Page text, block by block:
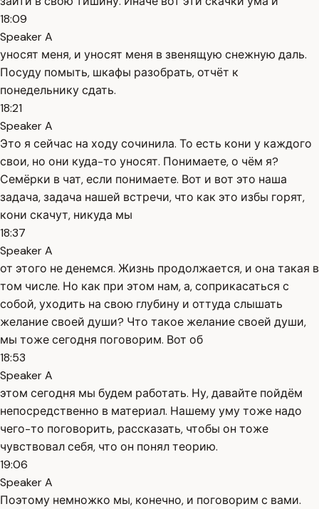
18:09
Speaker A
уносят меня, и уносят меня в звенящую снежную даль.
Посуду помыть, шкафы разобрать, отчёт к
понедельнику сдать.
18:21
Speaker A
Это я сейчас на ходу сочинила. То есть кони у каждого
свои, но они куда-то уносят. Понимаете, о чём я?
Семёрки в чат, если понимаете. Вот и вот это наша
задача, задача нашей встречи, что как это избы горят,
кони скачут, никуда мы
18:37
Speaker A
от этого не денемся. Жизнь продолжается, и она такая в
том числе. Но как при этом нам, а, соприкасаться с
собой, уходить на свою глубину и оттуда слышать
желание своей души? Что такое желание своей души,
мы тоже сегодня поговорим. Вот об
18:53
Speaker A
этом сегодня мы будем работать. Ну, давайте пойдём
непосредственно в материал. Нашему уму тоже надо
чего-то поговорить, рассказать, чтобы он тоже
чувствовал себя, что он понял теорию.
19:06
Speaker A
Поэтому немножко мы, конечно, и поговорим с вами.